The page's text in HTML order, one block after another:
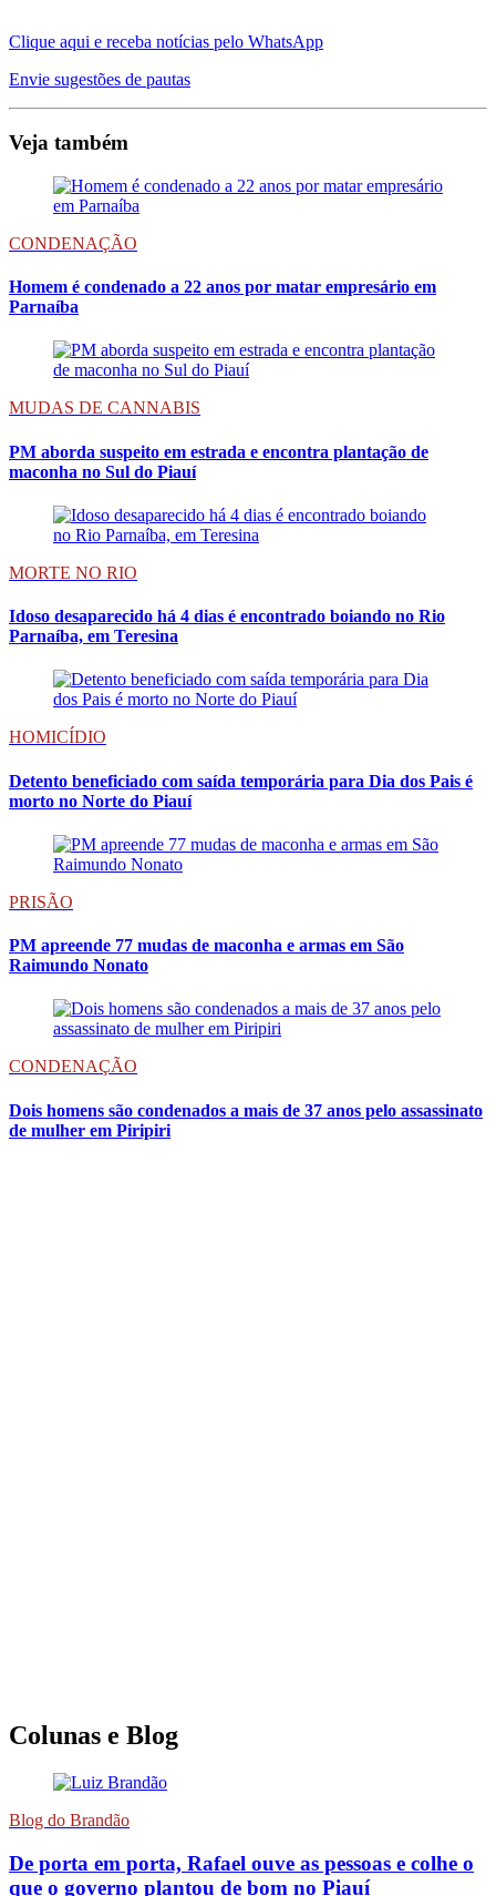
Clique aqui e receba notícias pelo WhatsApp
Envie sugestões de pautas
Veja também
CONDENAÇÃO
Homem é condenado a 22 anos por matar empresário em
Parnaíba
MUDAS DE CANNABIS
PM aborda suspeito em estrada e encontra plantação de
maconha no Sul do Piauí
MORTE NO RIO
Idoso desaparecido há 4 dias é encontrado boiando no Rio
Parnaíba, em Teresina
HOMICÍDIO
Detento beneficiado com saída temporária para Dia dos Pais é
morto no Norte do Piauí
PRISÃO
PM apreende 77 mudas de maconha e armas em São
Raimundo Nonato
CONDENAÇÃO
Dois homens são condenados a mais de 37 anos pelo assassinato
de mulher em Piripiri
Colunas e Blog
Blog do Brandão
De porta em porta, Rafael ouve as pessoas e colhe o
que o governo plantou de bom no Piauí